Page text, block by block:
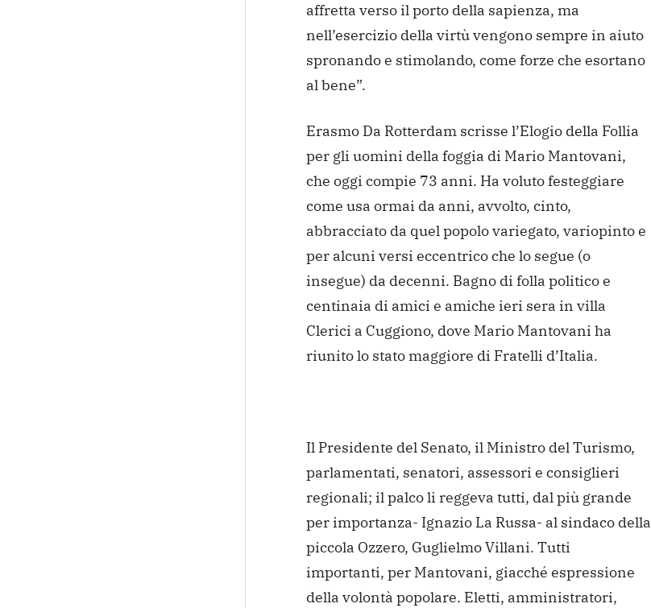
affretta verso il porto della sapienza, ma
nell’esercizio della virtù vengono sempre in aiuto
spronando e stimolando, come forze che esortano
al bene”.
Erasmo Da Rotterdam scrisse l’Elogio della Follia
per gli uomini della foggia di Mario Mantovani,
che oggi compie 73 anni. Ha voluto festeggiare
come usa ormai da anni, avvolto, cinto,
abbracciato da quel popolo variegato, variopinto e
per alcuni versi eccentrico che lo segue (o
insegue) da decenni. Bagno di folla politico e
centinaia di amici e amiche ieri sera in villa
Clerici a Cuggiono, dove Mario Mantovani ha
riunito lo stato maggiore di Fratelli d’Italia.
Il Presidente del Senato, il Ministro del Turismo,
parlamentati, senatori, assessori e consiglieri
regionali; il palco li reggeva tutti, dal più grande
per importanza- Ignazio La Russa- al sindaco della
piccola Ozzero, Guglielmo Villani. Tutti
importanti, per Mantovani, giacché espressione
della volontà popolare. Eletti, amministratori,